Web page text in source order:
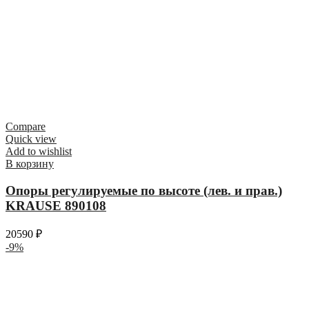
Compare
Quick view
Add to wishlist
В корзину
Опоры регулируемые по высоте (лев. и прав.)
KRAUSE 890108
20590 ₽
-9%